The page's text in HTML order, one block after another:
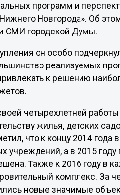
программ и
Новгорода». Об
СМИ городской Думы.
он особо
реализуемых
к решению
четырехлетней
жилья, детских
что к концу 2014
учреждений, а в 2015
Также к 2016 году в
комплекс. За
новые значимые